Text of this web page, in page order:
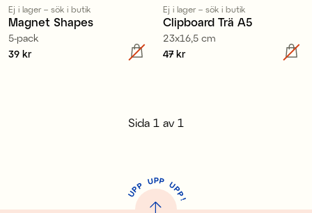
Ej i lager – sök i butik
Magnet Shapes
5-pack
Pris:
39 kr
Ej i lager – sök i butik
Clipboard Trä A5
23x16,5 cm
Pris:
47 kr
Sida 1 av 1
U
P
P UPP UP
P
!